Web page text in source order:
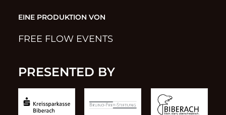
EINE PRODUKTION VON
FREE FLOW EVENTS
PRESENTED BY